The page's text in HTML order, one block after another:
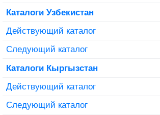
Каталоги Узбекистан
Действующий каталог
Следующий каталог
Каталоги Кыргызстан
Действующий каталог
Следующий каталог